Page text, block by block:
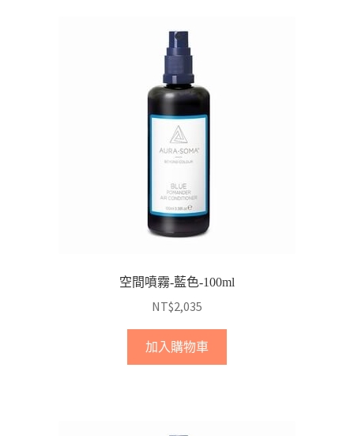
空間噴霧-藍色-100ml
NT$2,035
加入購物車